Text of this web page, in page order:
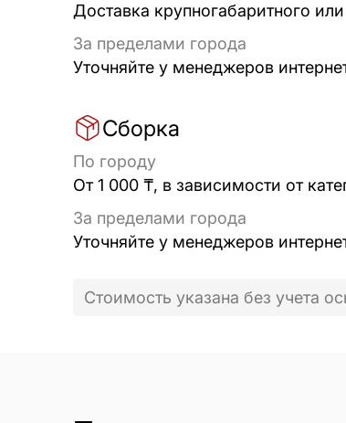
Доставка крупногабаритного
За пределами города
Уточняйте у менеджеров
Сборка
По городу
От 1 000 ₸, в зависимости от
За пределами города
Уточняйте у менеджеров
Стоимость указана без учета